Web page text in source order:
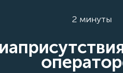
2 минуты